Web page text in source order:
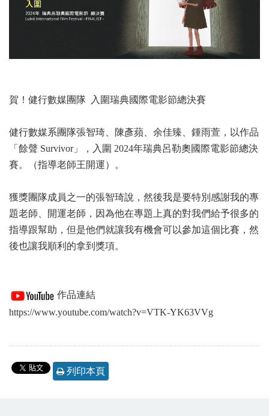
賀！健行數媒團隊 入圍瑞典國際電影節總決賽
健行數媒系團隊張智琦、陳彥蘋、余佳臻、鍾雨萱，以作品
「餘聲 Survivor」，入圍 2024年瑞典呂勒奧國際電影節總決
賽。（指導老師王開運）。
獲獎團隊成員之一的張智琦說，然後我是要特別感謝我的專
題老師、開運老師，因為他在專題上真的對我們給予很多的
指導跟幫助，但是他們就讓我有機會可以參加這個比賽，然
後也讓我順利的拿到獎項。
作品連結
https://www.youtube.com/watch?v=VTK-YK63VVg
列印本頁